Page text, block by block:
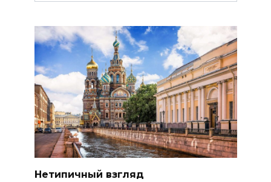
Нетипичный взгляд